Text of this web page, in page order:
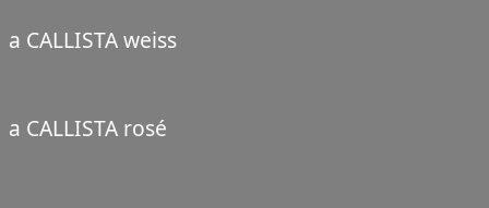
a CALLISTA weiss
a CALLISTA rosé